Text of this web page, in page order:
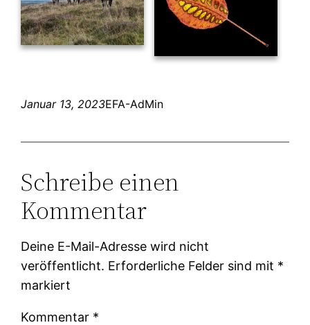
Januar 13, 2023EFA-AdMin
Schreibe einen
Kommentar
Deine E-Mail-Adresse wird nicht
veröffentlicht. Erforderliche Felder sind mit *
markiert
Kommentar *